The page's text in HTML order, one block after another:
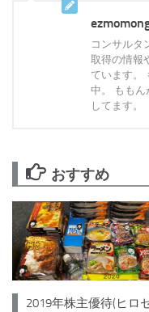
コンサルタ
取得の情報
ています。
中。 ももん
してます。
おすすめ
2019年株主優待(ヒロ